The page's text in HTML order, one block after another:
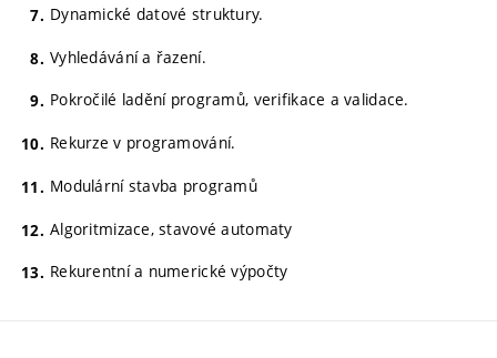
Dynamické datové struktury.
Vyhledávání a řazení.
Pokročilé ladění programů, verifikace a validace.
Rekurze v programování.
Modulární stavba programů
Algoritmizace, stavové automaty
Rekurentní a numerické výpočty